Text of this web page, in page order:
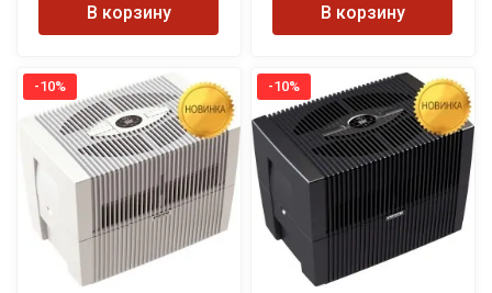
В корзину В корзину
-10% -10%